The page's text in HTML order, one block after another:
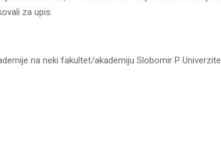
za upis.
na neki fakultet/akademiju Slobomir P